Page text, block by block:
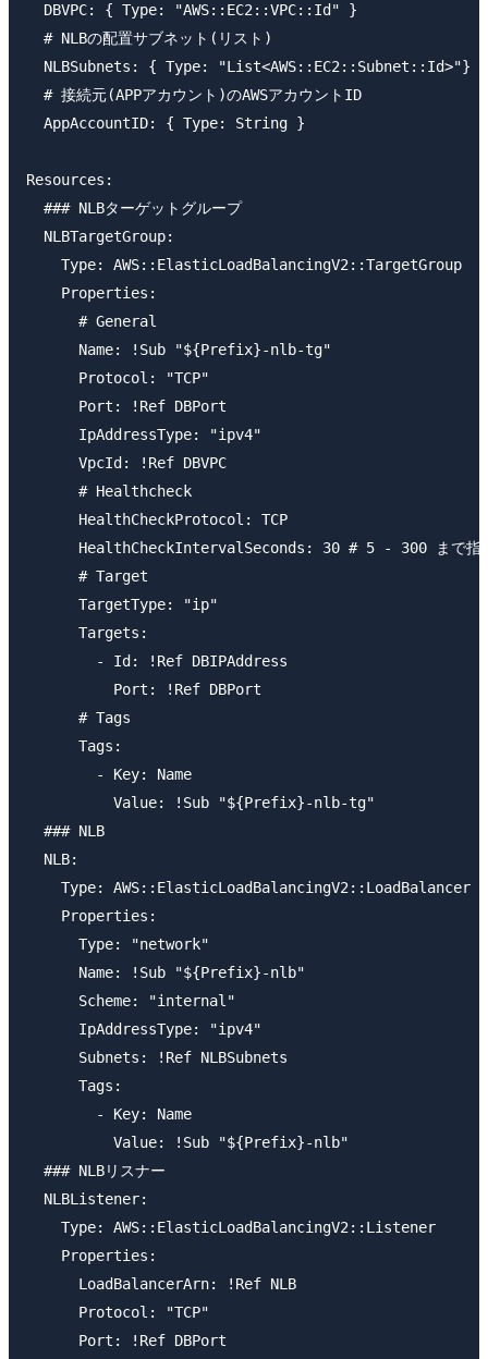
  DBVPC: { Type: "AWS::EC2::VPC::Id" }
  # NLBの配置サブネット(リスト)
  NLBSubnets: { Type: "List<AWS::EC2::Subnet::Id>"}
  # 接続元(APPアカウント)のAWSアカウントID
  AppAccountID: { Type: String }
Resources:
  ### NLBターゲットグループ
  NLBTargetGroup:
    Type: AWS::ElasticLoadBalancingV2::TargetGroup
    Properties:
      # General
      Name: !Sub "${Prefix}-nlb-tg"
      Protocol: "TCP"
      Port: !Ref DBPort
      IpAddressType: "ipv4"
      VpcId: !Ref DBVPC
      # Healthcheck
      HealthCheckProtocol: TCP
HealthCheckIntervalSeconds: 30 # 5 - 300 まで指
      # Target
      TargetType: "ip"
      Targets:
        - Id: !Ref DBIPAddress
          Port: !Ref DBPort
      # Tags
      Tags:
        - Key: Name
          Value: !Sub "${Prefix}-nlb-tg"
  ### NLB
  NLB:
    Type: AWS::ElasticLoadBalancingV2::LoadBalancer
    Properties:
      Type: "network"
      Name: !Sub "${Prefix}-nlb"
      Scheme: "internal"
      IpAddressType: "ipv4"
      Subnets: !Ref NLBSubnets
      Tags:
        - Key: Name
          Value: !Sub "${Prefix}-nlb"
  ### NLBリスナー
  NLBListener:
    Type: AWS::ElasticLoadBalancingV2::Listener
    Properties:
      LoadBalancerArn: !Ref NLB
      Protocol: "TCP"
      Port: !Ref DBPort